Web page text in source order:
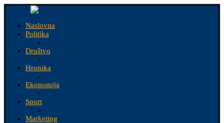
Naslovna
Politika
Društvo
Hronika
Ekonomija
Sport
Marketing